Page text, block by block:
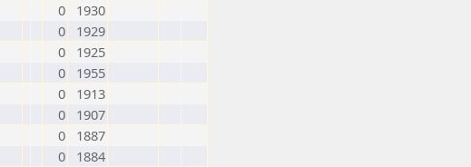
0
1930
0
1929
0
1925
0
1955
0
1913
0
1907
0
1887
0
1884